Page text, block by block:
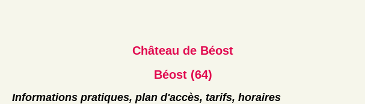
Château de Béost
Béost (64)
Informations pratiques, plan d'accès, tarifs, horaires